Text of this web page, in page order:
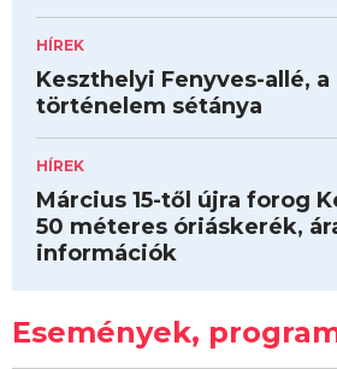
HÍREK
Keszthelyi Fenyves-allé,
történelem sétánya
HÍREK
Március 15-től újra forog
50 méteres óriáskerék,
információk
Események,